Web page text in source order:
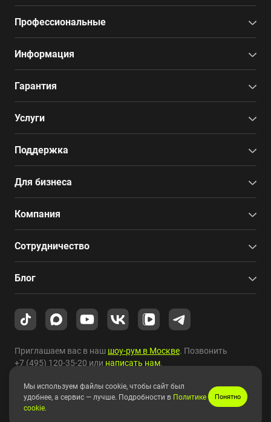
Профессиональные
Информация
Гарантия
Услуги
Поддержка
Для бизнеса
Компания
Сотрудничество
Блог
Приглашаем вас в наш шоу-рум в Москве. Позвонить
+7 (495) 120-35-20 или написать нам.
Copyright © 2010-2026 HYPERPC.
Мы используем файлы cookie, чтобы сайт был
удобнее, а сервис — лучше. Подробности в Политике
cookie.
Понятно